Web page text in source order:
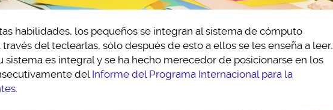
habilidades, los pequeños se integran al sistema de cómputo
del teclearlas, sólo después de esto a ellos se les enseña a leer.
sistema es integral y se ha hecho merecedor de posicionarse en los
delInforme del Programa Internacional para la